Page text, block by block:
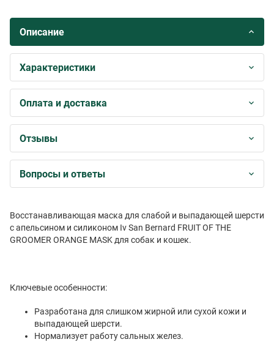
Описание
Характеристики
Оплата и доставка
Отзывы
Вопросы и ответы
Восстанавливающая маска для слабой и выпадающей шерсти
с апельсином и силиконом IvSan Bernard FRUITOFTHE
GROOMER ORANGE MASK для собак и кошек.
Ключевые особенности:
Разработана для слишком жирной или сухой кожи и
выпадающей шерсти.
Нормализует работу сальных желез.